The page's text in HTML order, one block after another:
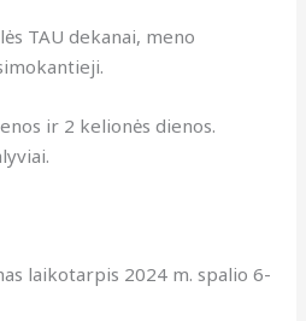
TAU dekanai, meno
ir 2 kelionės dienos.
laikotarpis 2024 m. spalio 6-